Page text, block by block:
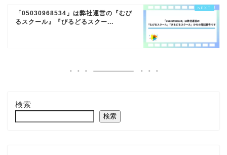
「05030968534」は弊社運営の『むび
るスクール』『びるどるスクー...
検索
検索